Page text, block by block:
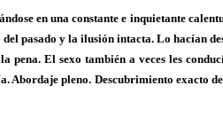
en una constante e inquietante
pasado y la ilusión intacta. Lo hacían
la pena. El sexo también a veces les
Abordaje pleno. Descubrimiento exacto